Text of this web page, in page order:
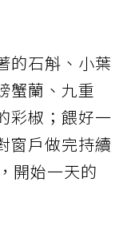
的石斛、小葉
蟹蘭、九重
彩椒；餵好一
窗戶做完持續
開始一天的